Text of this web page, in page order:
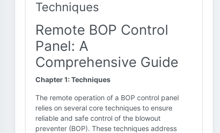
Techniques
Remote BOP Control
Panel: A
Comprehensive Guide
Chapter 1: Techniques
The remote operation of a BOP control panel
relies on several core techniques to ensure
reliable and safe control of the blowout
preventer (BOP). These techniques address